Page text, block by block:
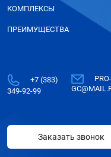
КОМПЛЕКСЫ
ПРЕИМУЩЕСТВА
+7 (383)
349-92-99
PRO-
Заказать звонок